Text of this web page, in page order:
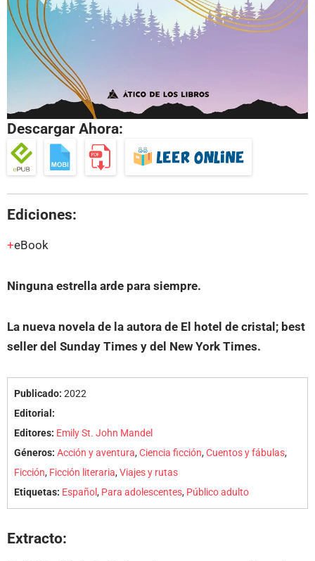
Descargar Ahora:
Ediciones:
eBook
Ninguna estrella arde para siempre.
La nueva novela de la autora de El hotel de cristal; best
seller del Sunday Times y del New York Times.
Publicado: 2022
Editorial:
Editores: Emily St. John Mandel
Géneros: Acción y aventura,Ciencia ficción,Cuentos y fábulas,
Ficción, Ficción literaria,Viajes y rutas
Etiquetas: Español, Para adolescentes, Público adulto
Extracto: